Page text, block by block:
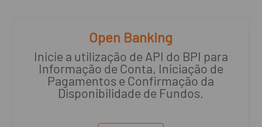
Open Banking
Inicie a utilização de API do BPI para
Informação de Conta, Iniciação de
Pagamentos e Confirmação da
Disponibilidade de Fundos.